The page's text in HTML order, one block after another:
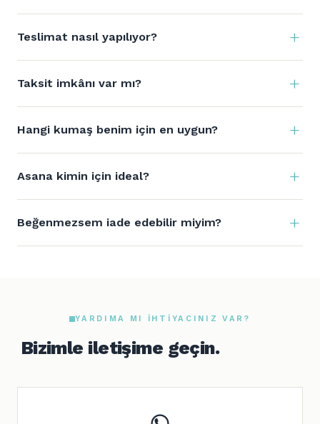
Teslimat nasıl yapılıyor?
Taksit imkânı var mı?
Hangi kumaş benim için en uygun?
Asana kimin için ideal?
Beğenmezsem iade edebilir miyim?
YARDIMA MI IHTIYACINIZ VAR?
Bizimle iletişime geçin.